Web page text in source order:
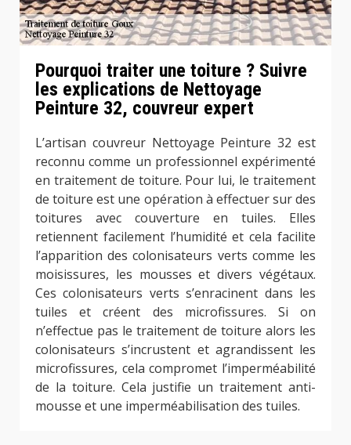
Pourquoi traiter une toiture ? Suivre
les explications de Nettoyage
Peinture 32, couvreur expert
L’artisan couvreur Nettoyage Peinture 32 est
reconnu comme un professionnel expérimenté
en traitement de toiture. Pour lui, le traitement
de toiture est une opération à effectuer sur des
toitures avec couverture en tuiles. Elles
retiennent facilement l’humidité et cela facilite
l’apparition des colonisateurs verts comme les
moisissures, les mousses et divers végétaux.
Ces colonisateurs verts s’enracinent dans les
tuiles et créent des microfissures. Si on
n’effectue pas le traitement de toiture alors les
colonisateurs s’incrustent et agrandissent les
microfissures, cela compromet l’imperméabilité
de la toiture. Cela justifie un traitement anti-
mousse et une imperméabilisation des tuiles.